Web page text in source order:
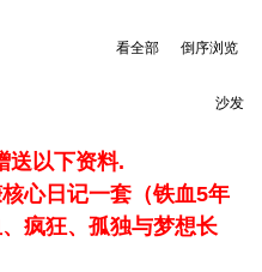
倒序浏览
看全部
沙发
送以下资料.
心日记一套（铁血5年
疯狂、孤独与梦想长